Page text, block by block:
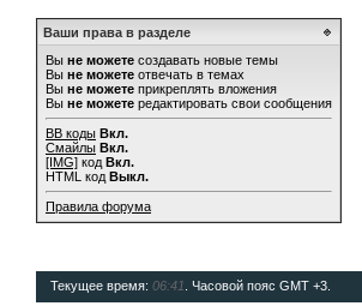
Ваши права в разделе
Вы не можете создавать новые темы
Вы не можете отвечать в темах
Вы не можете прикреплять вложения
Вы не можете редактировать свои сообщения
BB коды Вкл.
Смайлы Вкл.
[IMG] код Вкл.
HTML код Выкл.
Правила форума
Текущее время: 06:41 . Часовой пояс GMT +3.